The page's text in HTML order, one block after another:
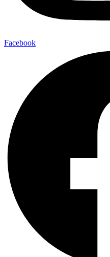
Facebook